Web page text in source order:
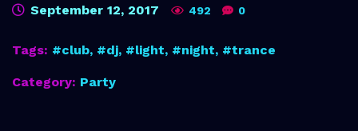
September 12, 2017 492 0
Tags: club, dj, light, night, trance
Category: Party